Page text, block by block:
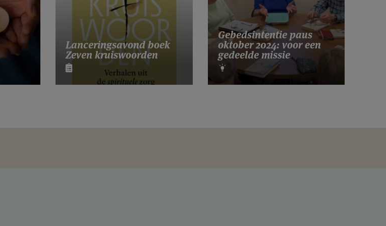
Lanceringsavond boek
Zeven kruiswoorden
Gebedsintentie paus
oktober 2024: voor een
gedeelde missie